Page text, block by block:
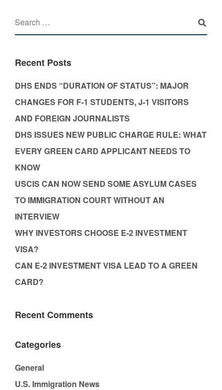
Recent Posts
DHS ENDS “DURATION OF STATUS”: MAJOR
CHANGES FOR F-1 STUDENTS, J-1 VISITORS
AND FOREIGN JOURNALISTS
DHS ISSUES NEW PUBLIC CHARGE RULE: WHAT
EVERY GREEN CARD APPLICANT NEEDS TO
KNOW
USCIS CAN NOW SEND SOME ASYLUM CASES
TO IMMIGRATION COURT WITHOUT AN
INTERVIEW
WHY INVESTORS CHOOSE E-2 INVESTMENT
VISA?
CAN E-2 INVESTMENT VISA LEAD TO A GREEN
CARD?
Recent Comments
Categories
General
U.S. Immigration News